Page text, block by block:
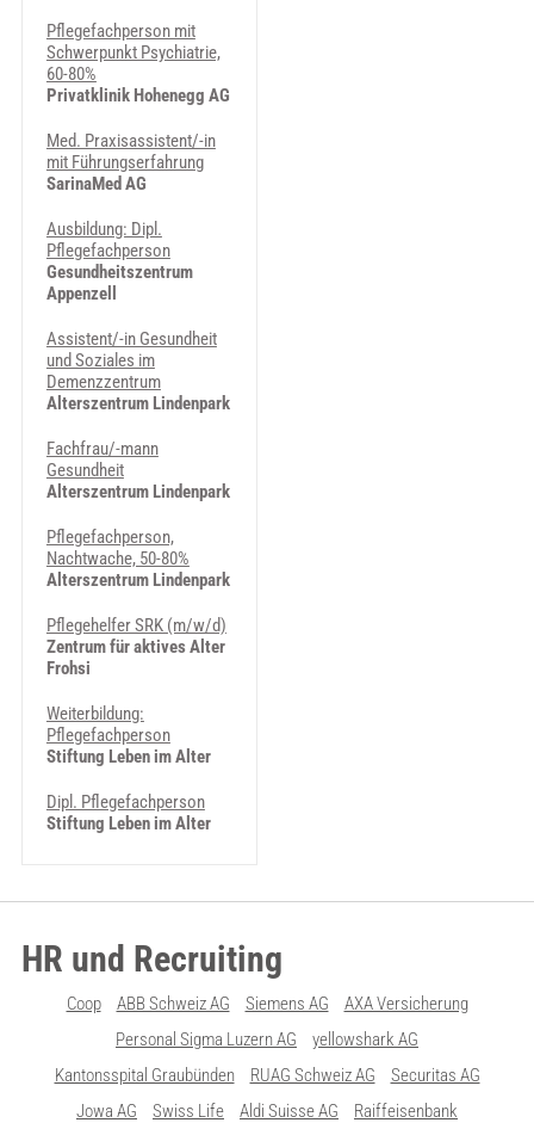
Pflegefachperson mit
Schwerpunkt Psychiatrie,
60-80%
Privatklinik Hohenegg AG
Med. Pra­xi­sas­sis­ten­t/-in
mit Führungserfahrung
SarinaMed AG
Ausbildung: Dipl.
Pflegefachperson
Gesundheitszentrum
Appenzell
Assistent/-in Gesundheit
und Soziales im
Demenzzentrum
Alterszentrum Lindenpark
Fachfrau/-mann
Gesundheit
Alterszentrum Lindenpark
Pflegefachperson,
Nachtwache, 50-80%
Alterszentrum Lindenpark
Pflegehelfer SRK (m/w/d)
Zentrum für aktives Alter
Frohsi
Weiterbildung:
Pflegefachperson
Stiftung Leben im Alter
Dipl. Pflegefachperson
Stiftung Leben im Alter
HR und Recruiting
Coop ABB Schweiz AG Siemens AG
AXA Versicherung
Personal Sigma Luzern AG
yellowshark AG
Kantonsspital Graubünden
RUAG Schweiz AG
Securitas AG
Jowa AG
Swiss Life Aldi Suisse AG Raiffeisenbank